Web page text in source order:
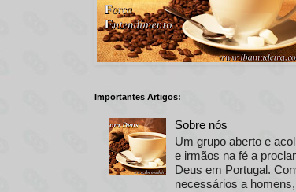
Importantes Artigos:
Sobre nós
Um grupo aberto e
e irmãos na fé a
Deus em Portugal.
necessários a